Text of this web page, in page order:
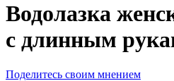
Водолазка
c длинным
Поделитесь своим мнением